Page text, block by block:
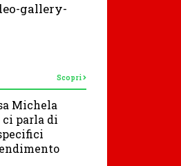
gallery-
Scopri
Michela
parla di